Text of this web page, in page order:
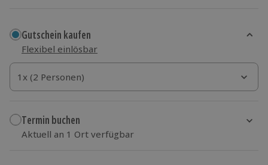
Gutschein kaufen
Flexibel einlösbar
1x (2 Personen)
1x (2 Personen)
1x (2 Personen)
Termin buchen
Aktuell an 1 Ort verfügbar